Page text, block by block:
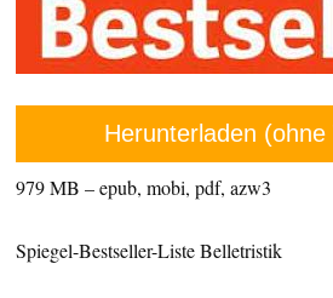
Herunterladen (ohne
979 MB – epub, mobi, pdf, azw3
Spiegel-Bestseller-Liste Belletristik